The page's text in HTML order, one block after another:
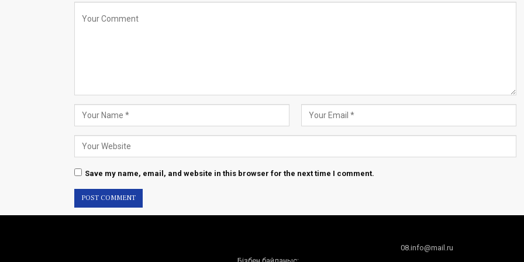
Save my name, email, and website in this browser for the next time I comment.
08.info@mail.ru